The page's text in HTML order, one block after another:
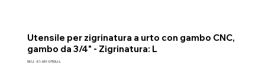
Utensile per zigrinatura a urto con gambo CNC,
gambo da 3/4" - Zigrinatura: L
SKU: SKU
K1-651-0750U-L